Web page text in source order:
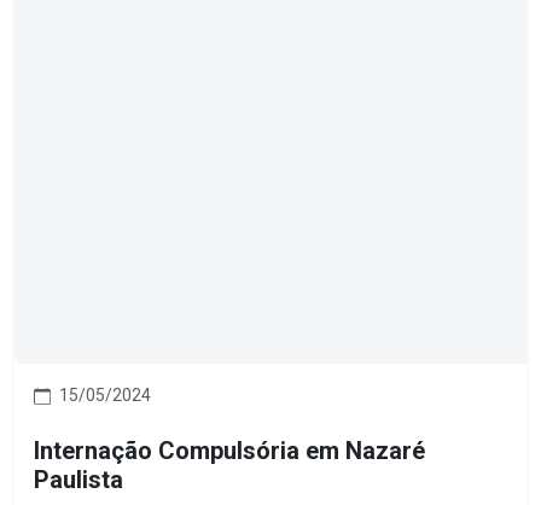
15/05/2024
Internação Compulsória em Nazaré
Paulista